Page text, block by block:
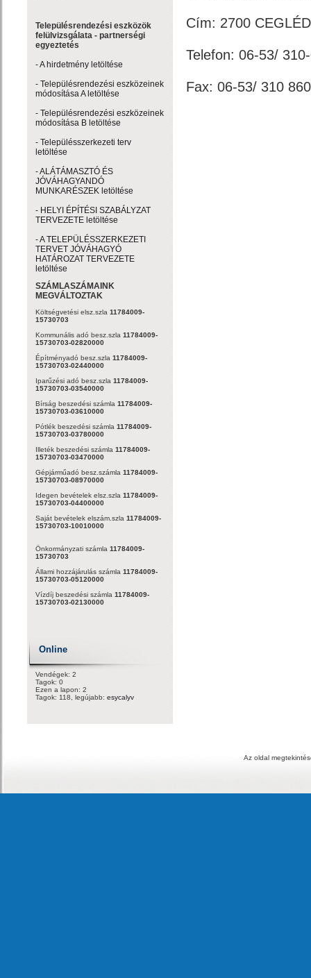
Településrendezési eszközök
felülvizsgálata - partnerségi
egyeztetés
- A hirdetmény letöltése
- Településrendezési eszközeinek
módosítása A letöltése
- Településrendezési eszközeinek
módosítása B letöltése
- Településszerkezeti terv
letöltése
- ALÁTÁMASZTÓ ÉS
JÓVÁHAGYANDÓ
MUNKARÉSZEK letöltése
- HELYI ÉPÍTÉSI SZABÁLYZAT
TERVEZETE letöltése
- A TELEPÜLÉSSZERKEZETI
TERVET JÓVÁHAGYÓ
HATÁROZAT TERVEZETE
letöltése
SZÁMLASZÁMAINK
MEGVÁLTOZTAK
Költségvetési elsz.szla 11784009-
15730703
Kommunális adó besz.szla 11784009-
15730703-02820000
Építményadó besz.szla 11784009-
15730703-02440000
Iparűzési adó besz.szla 11784009-
15730703-03540000
Bírság beszedési számla 11784009-
15730703-03610000
Pótlék beszedési számla 11784009-
15730703-03780000
Illeték beszedési számla 11784009-
15730703-03470000
Gépjárműadó besz.számla 11784009-
15730703-08970000
Idegen bevételek elsz.szla 11784009-
15730703-04400000
Saját bevételek elszám.szla 11784009-
15730703-10010000
Önkormányzati számla 11784009-
15730703
Állami hozzájárulás számla 11784009-
15730703-05120000
Vízdíj beszedési számla 11784009-
15730703-02130000
Online
Vendégek: 2
Tagok: 0
Ezen a lapon: 2
Tagok: 118, legújabb: esycalyv
Cím: 2700
Telefon: 06-53/
Fax: 06-53/ 310 860
Az oldal